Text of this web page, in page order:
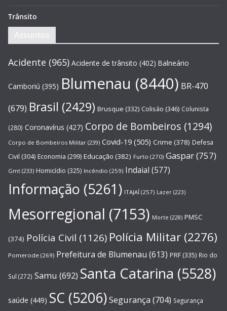
Trânsito
Assuntos
Acidente (965) Acidente de trânsito (402) Balneário
Camboriú (395) Blumenau (8440) BR-470
(679) Brasil (2429) Brusque (332) Colisão (346) Colunista
(280) Coronavírus (427) Corpo de Bombeiros (1294)
Corpo de Bombeiros Militar (239) Covid-19 (505) Crime (378) Defesa
Civil (304) Economia (299) Educação (382) Furto (270) Gaspar(757)
Gmt (233) Homicídio (325) Incêndio (259) Indaial (577)
Informação (5261) ITAJAÍ (257) Lazer (223)
Mesorregional (7153) Morte (228) PMSC
(374) Polícia Civil (1126) Polícia Militar (2276)
Pomerode (269) Prefeitura de Blumenau (613) PRF (335) Rio do
Sul (272) Samu (692) Santa Catarina (5528)
saúde (449) SC (5206)Segurança (704) Segurança